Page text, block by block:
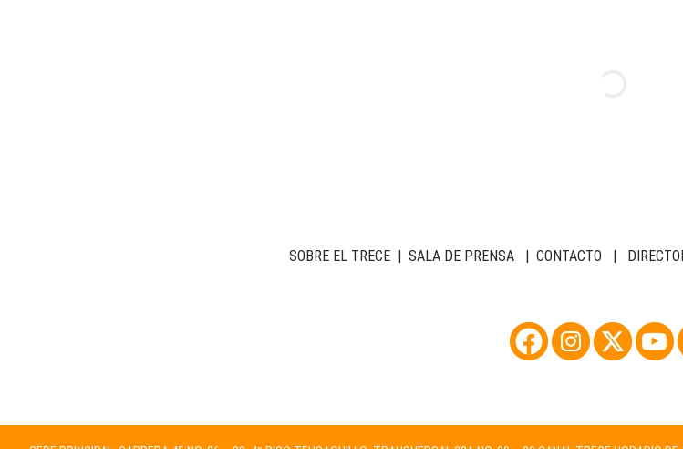
SOBRE EL TRECE | SALA DE PRENSA | CONTACTO |